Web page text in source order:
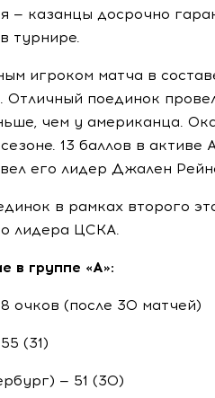
— казанцы досрочно
турнире.
игроком матча в
поединок
чем у американца.
13 баллов в
его лидер Джален
в рамках второго
лидера ЦСКА.
в группе «А»:
очков (после 30 матчей)
(31)
) — 51 (30)